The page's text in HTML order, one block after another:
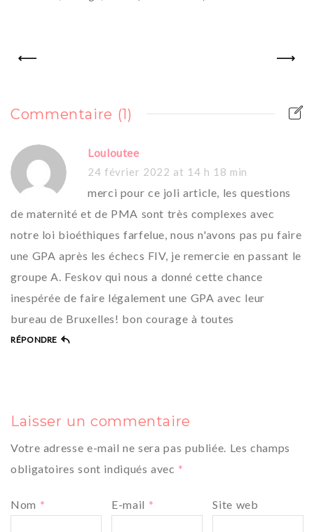
PREV NEXT
Commentaire (1)
Louloutee
24 février 2022 at 14 h 18 min
merci pour ce joli article, les questions
de maternité et de PMA sont très complexes avec
notre loi bioéthiques farfelue, nous n'avons pas pu faire
une GPA après les échecs FIV, je remercie en passant le
groupe A. Feskov qui nous a donné cette chance
inespérée de faire légalement une GPA avec leur
bureau de Bruxelles! bon courage à toutes
RÉPONDRE
Laisser un commentaire
Votre adresse e-mail ne sera pas publiée. Les champs
obligatoires sont indiqués avec *
Nom * E-mail * Site web